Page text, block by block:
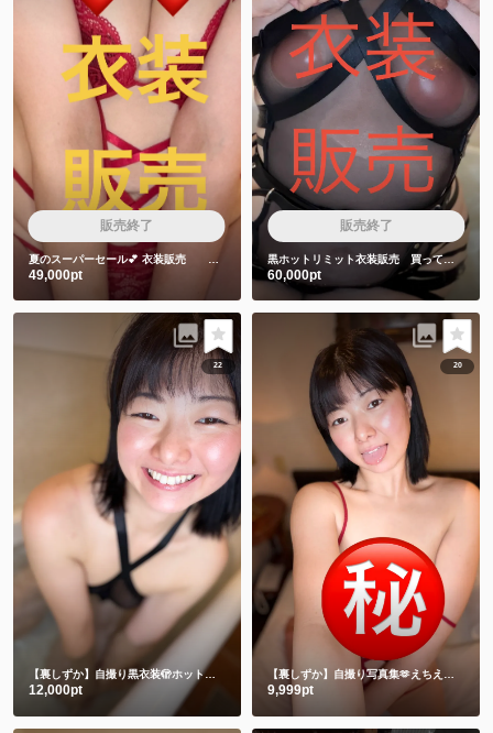
販売終了
夏のスーパーセール💕 衣装販売 赤色衣装❤️
49,000pt
販売終了
黒ホットリミット衣装販売 買ってくれた人しか見れない特典動画2本付き❤️
60,000pt
22
【裏しずか】自撮り黒衣装🫣ホットリミット🎵夏を刺激します❤️
12,000pt
20
【裏しずか】自撮り写真集🫶えちえち赤下着
9,999pt